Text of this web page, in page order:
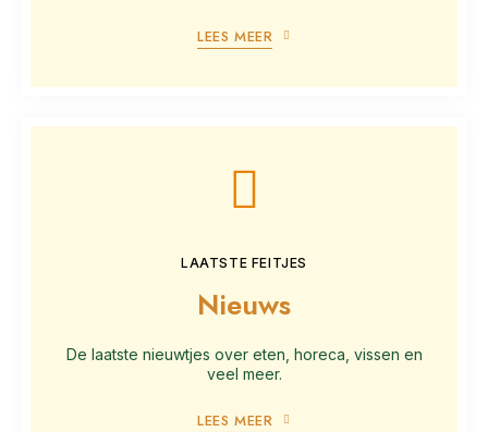
LEES MEER
LAATSTE FEITJES
Nieuws
De laatste nieuwtjes over eten, horeca, vissen en
veel meer.
LEES MEER